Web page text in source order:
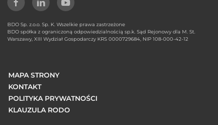
BDO Sp. z.o.o. Sp. K. Wszelkie prawa zastrzeżone
BDO spółka z ograniczoną odpowiedzialnością sp.k. Sąd Rejonowy dla M. St.
Warszawy, XIII Wydział Gospodarczy KRS 0000729684, NIP 108-000-42-12
MAPA STRONY
KONTAKT
POLITYKA PRYWATNOŚCI
KLAUZULA RODO